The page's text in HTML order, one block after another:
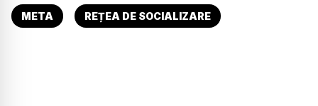
META REȚEA DE SOCIALIZARE